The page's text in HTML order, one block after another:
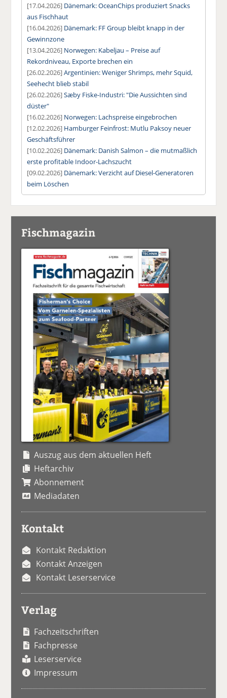
[17.04.2026] Dänemark: OceanChips produziert Snacks
aus Fischhaut
[16.04.2026] Dänemark: FF Group bleibt knapp in der
Gewinnzone
[13.04.2026] Norwegen: Kabeljau – Preise auf
Rekordniveau, Exporte brechen ein
[26.02.2026]Argentinien: Weniger Shrimps, mehr Squid,
Seehecht blieb stabil
[26.02.2026]Sæby Fiske-Industri: "Die Aussichten sind
düster"
[16.02.2026] Norwegen: Lachspreise eingebrochen
[12.02.2026] Hamburger Feinfrost: Mutlu Paksoy neuer
Geschäftsführer
[10.02.2026] Dänemark: Danish Salmon – die mutmaßlich
erste profitable Indoor-Lachszucht
[09.02.2026] Dänemark: Verzicht auf Diesel-Generatoren
beim Löschen
Fischmagazin
Auszug aus dem aktuellen Heft
Heftarchiv
Abonnement
Mediadaten
Kontakt
Kontakt Redaktion
Kontakt Anzeigen
Kontakt Leserservice
Verlag
Fachzeitschriften
Fachpresse
Leserservice
Impressum